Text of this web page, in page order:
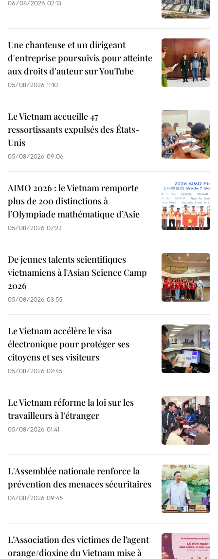
06/08/2026 02:13
Une chanteuse et un dirigeant
d'entreprise poursuivis pour atteinte
aux droits d'auteur sur YouTube
05/08/2026 11:10
Le Vietnam accueille 47
ressortissants expulsés des États-
Unis
05/08/2026 09:06
AIMO 2026 : le Vietnam remporte
plus de 200 distinctions à
l’Olympiade mathématique d’Asie
05/08/2026 07:23
De jeunes talents scientifiques
vietnamiens à l'Asian Science Camp
2026
05/08/2026 03:55
Le Vietnam accélère le visa
électronique pour protéger ses
citoyens et ses visiteurs
05/08/2026 02:45
Le Vietnam réforme la loi sur les
travailleurs à l’étranger
05/08/2026 01:41
L'Assemblée nationale renforce la
prévention des menaces sécuritaires
04/08/2026 09:45
L’Association des victimes de l’agent
orange/dioxine du Vietnam mise à